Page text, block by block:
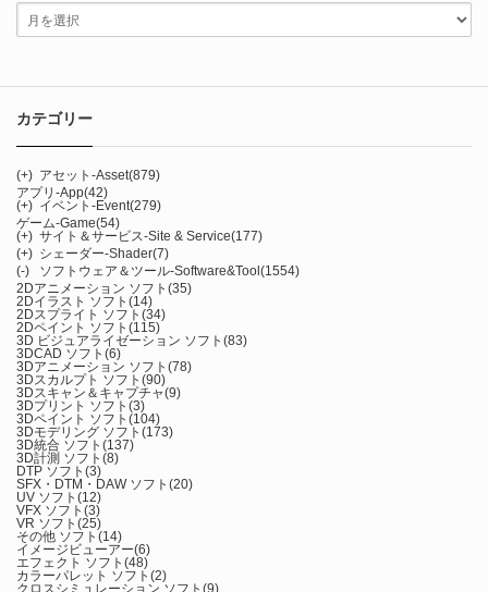
カテゴリー
(+) アセット-Asset(879)
アプリ-App(42)
(+) イベント-Event(279)
ゲーム-Game(54)
(+) サイト＆サービス-Site & Service(177)
(+) シェーダー-Shader(7)
(-)
ソフトウェア＆ツール-Software&Tool(1554)
2Dアニメーション ソフト (35)
2Dイラスト ソフト (14)
2Dスプライト ソフト (34)
2Dペイント ソフト (115)
3D ビジュアライゼーション ソフト (83)
3DCAD ソフト (6)
3Dアニメーション ソフト (78)
3Dスカルプト ソフト (90)
3Dスキャン＆キャプチャ(9)
3Dプリント ソフト (3)
3Dペイント ソフト (104)
3Dモデリング ソフト (173)
3D統合 ソフト (137)
3D計測 ソフト (8)
DTP ソフト (3)
SFX・DTM・DAW ソフト (20)
UV ソフト (12)
VFX ソフト (3)
VR ソフト (25)
その他 ソフト (14)
イメージビューアー(6)
エフェクト ソフト (48)
カラーパレット ソフト (2)
クロスシミュレーション ソフト (9)